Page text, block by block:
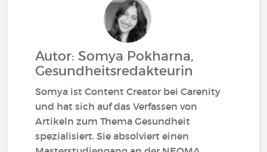
Autor: Somya Pokharna,
Gesundheitsredakteurin
Somya ist Content Creator bei Carenity
und hat sich auf das Verfassen von
Artikeln zum Thema Gesundheit
spezialisiert. Sie absolviert einen